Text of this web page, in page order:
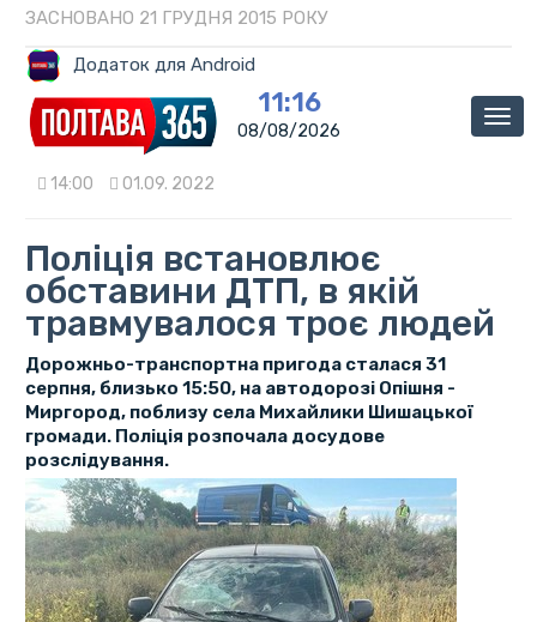
ЗАСНОВАНО 21 ГРУДНЯ 2015 РОКУ
Додаток для Android
11:16
08/08/2026
14:00 01.09. 2022
Поліція встановлює
обставини ДТП, в якій
травмувалося троє людей
Дорожньо-транспортна пригода сталася 31
серпня, близько 15:50, на автодорозі Опішня -
Миргород, поблизу села Михайлики Шишацької
громади. Поліція розпочала досудове
розслідування.